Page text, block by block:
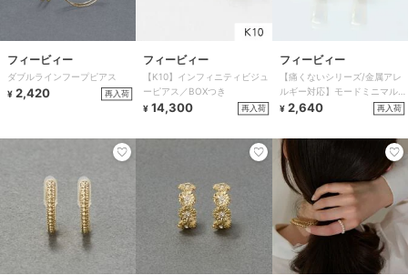
フィービィー
ダブルラインフープピアス
¥ 2,420 再入荷
フィービィー
【K10】インフィニティビジュ
ーピアス／BOXつき
¥ 14,300 再入荷
フィービィー
【痛くないシリーズ/金属アレ
ルギー対応】モードミニマルフ
ープライトフィットイヤリン
¥ 2,640 再入荷